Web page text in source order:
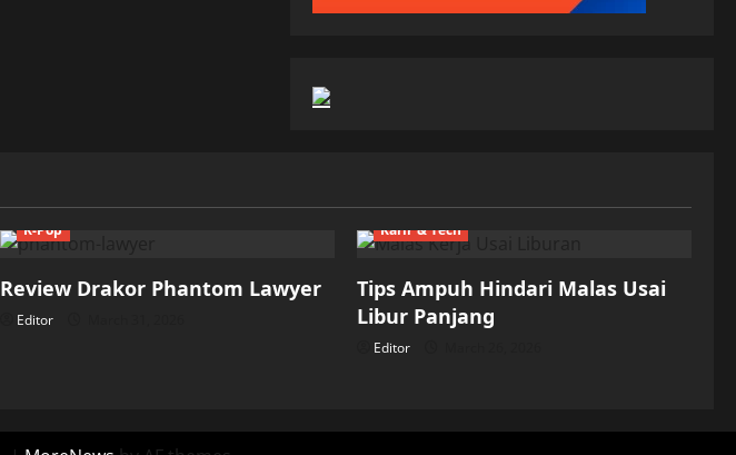
K-Pop
Review Drakor Phantom Lawyer
Editor
Karir & Tech
Tips Ampuh Hindari Malas Usai
Libur Panjang
Editor